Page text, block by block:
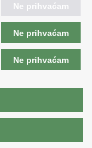
u Zadru (MCPA)
Ne prihvaćam
Ne prihvaćam
Ne prihvaćam